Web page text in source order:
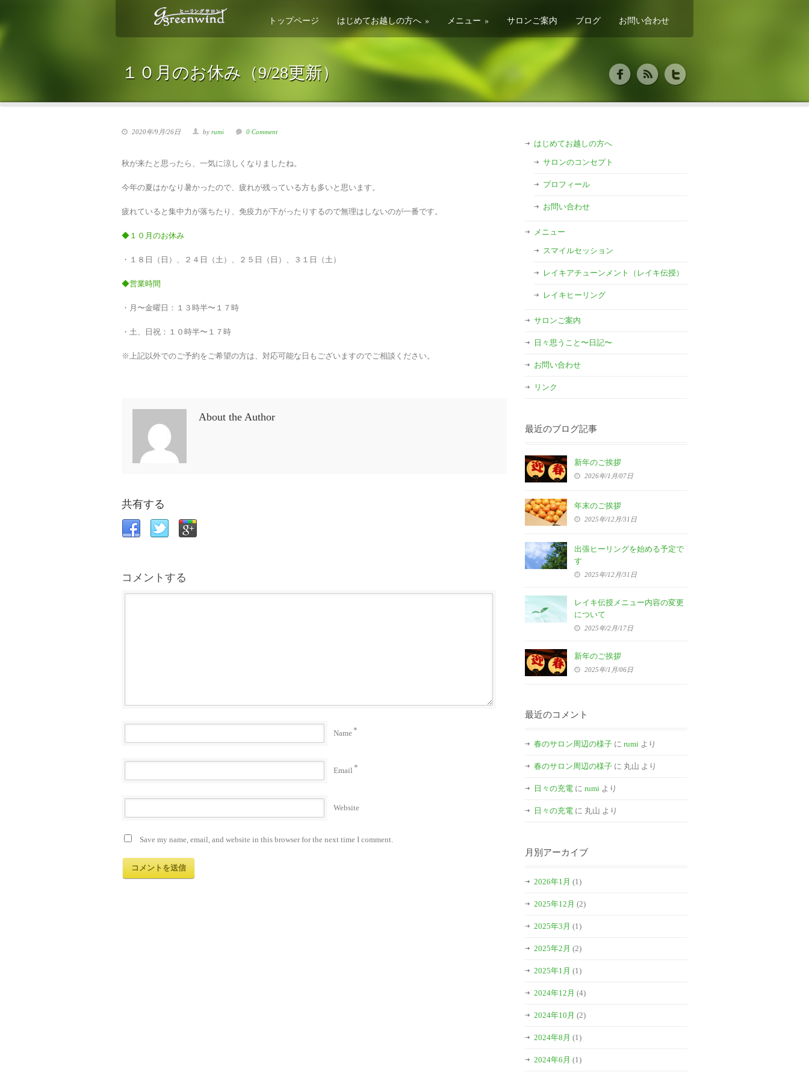
トップページ はじめてお越しの方へ » メニュー » サロンご案内 ブログ お問い合わせ
１０月のお休み（9/28更新）
2020年/9月/26日 by rumi 0 Comment
秋が来たと思ったら、一気に涼しくなりましたね。
今年の夏はかなり暑かったので、疲れが残っている方も多いと思います。
疲れていると集中力が落ちたり、免疫力が下がったりするので無理はしないのが一番です。
◆１０月のお休み
・１８日（日）、２４日（土）、２５日（日）、３１日（土）
◆営業時間
・月〜金曜日：１３時半〜１７時
・土、日祝：１０時半〜１７時
※上記以外でのご予約をご希望の方は、対応可能な日もございますのでご相談ください。
About the Author
共有する
コメントする
Name*
Email *
Website
Save my name, email, and website in this browser for the next time I comment.
はじめてお越しの方へ
サロンのコンセプト
プロフィール
お問い合わせ
メニュー
スマイルセッション
レイキアチューンメント（レイキ伝授）
レイキヒーリング
サロンご案内
日々思うこと〜日記〜
お問い合わせ
リンク
最近のブログ記事
新年のご挨拶
2026年/1月/07日
年末のご挨拶
2025年/12月/31日
出張ヒーリングを始める予定で
す
2025年/12月/31日
レイキ伝授メニュー内容の変更
について
2025年/2月/17日
新年のご挨拶
2025年/1月/06日
最近のコメント
春のサロン周辺の様子 に rumi より
春のサロン周辺の様子 に 丸山 より
日々の充電 に rumi より
日々の充電 に 丸山 より
月別アーカイブ
2026年1月 (1)
2025年12月 (2)
2025年3月 (1)
2025年2月 (2)
2025年1月 (1)
2024年12月 (4)
2024年10月 (2)
2024年8月 (1)
2024年6月 (1)